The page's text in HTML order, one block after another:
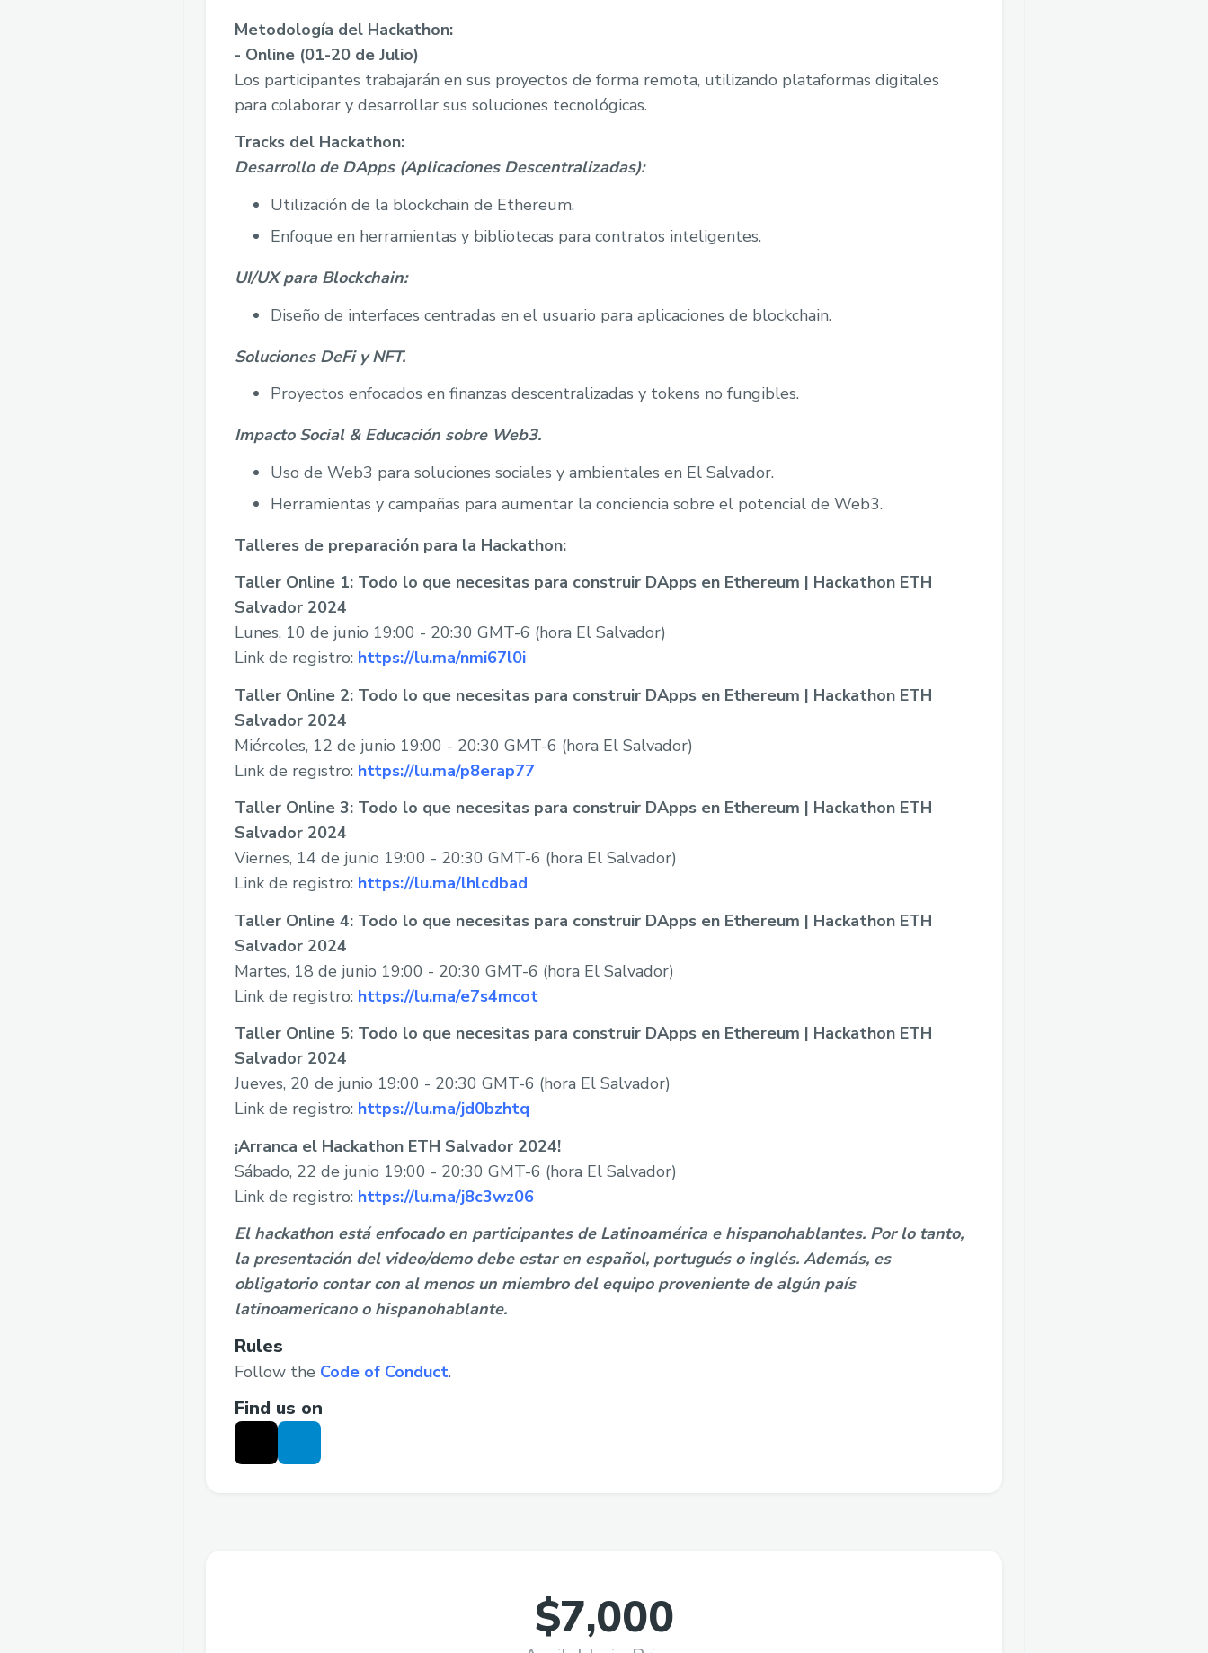
Metodología del Hackathon:
- Online (01-20 de Julio)
Los participantes trabajarán en sus proyectos de forma remota, utilizando plataformas digitales
para colaborar y desarrollar sus soluciones tecnológicas.
Tracks del Hackathon:
Desarrollo de DApps (Aplicaciones Descentralizadas):
Utilización de la blockchain de Ethereum.
Enfoque en herramientas y bibliotecas para contratos inteligentes.
UI/UX para Blockchain:
Diseño de interfaces centradas en el usuario para aplicaciones de blockchain.
Soluciones DeFi y NFT.
Proyectos enfocados en finanzas descentralizadas y tokens no fungibles.
Impacto Social & Educación sobre Web3.
Uso de Web3 para soluciones sociales y ambientales en El Salvador.
Herramientas y campañas para aumentar la conciencia sobre el potencial de Web3.
Talleres de preparación para la Hackathon:
Taller Online 1: Todo lo que necesitas para construir DApps en Ethereum | Hackathon ETH
Salvador 2024
Lunes, 10 de junio 19:00 - 20:30 GMT-6 (hora El Salvador)
Link de registro: https://lu.ma/nmi67l0i
Taller Online 2: Todo lo que necesitas para construir DApps en Ethereum | Hackathon ETH
Salvador 2024
Miércoles, 12 de junio 19:00 - 20:30 GMT-6 (hora El Salvador)
Link de registro: https://lu.ma/p8erap77
Taller Online 3: Todo lo que necesitas para construir DApps en Ethereum | Hackathon ETH
Salvador 2024
Viernes, 14 de junio 19:00 - 20:30 GMT-6 (hora El Salvador)
Link de registro: https://lu.ma/lhlcdbad
Taller Online 4: Todo lo que necesitas para construir DApps en Ethereum | Hackathon ETH
Salvador 2024
Martes, 18 de junio 19:00 - 20:30 GMT-6 (hora El Salvador)
Link de registro: https://lu.ma/e7s4mcot
Taller Online 5: Todo lo que necesitas para construir DApps en Ethereum | Hackathon ETH
Salvador 2024
Jueves, 20 de junio 19:00 - 20:30 GMT-6 (hora El Salvador)
Link de registro: https://lu.ma/jd0bzhtq
¡Arranca el Hackathon ETH Salvador 2024!
Sábado, 22 de junio 19:00 - 20:30 GMT-6 (hora El Salvador)
Link de registro: https://lu.ma/j8c3wz06
El hackathon está enfocado en participantes de Latinoamérica e hispanohablantes. Por lo tanto,
la presentación del video/demo debe estar en español, portugués o inglés. Además, es
obligatorio contar con al menos un miembro del equipo proveniente de algún país
latinoamericano o hispanohablante.
Rules
Follow the Code of Conduct.
Find us on
$7,000